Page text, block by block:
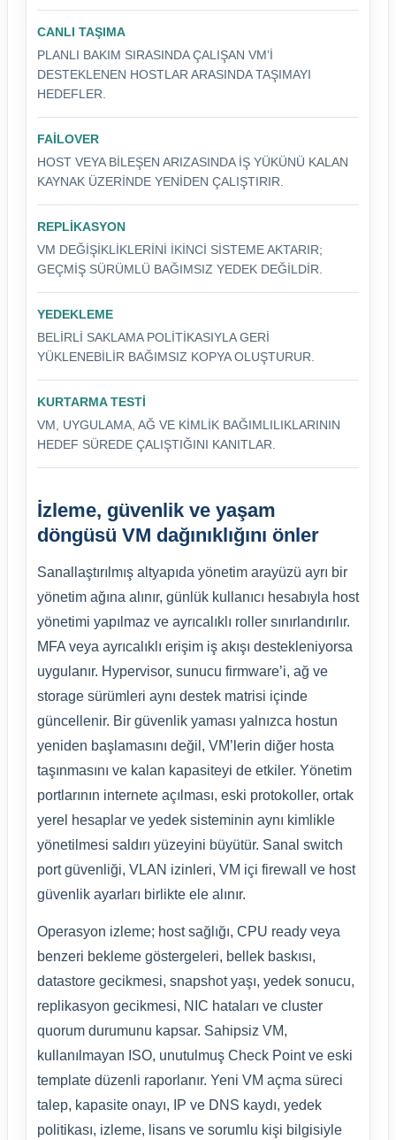
CANLI TAŞIMA
PLANLI BAKIM SIRASINDA ÇALIŞAN VM’I
DESTEKLENEN HOSTLAR ARASINDA TAŞIMAYI
HEDEFLER.
FAILOVER
HOST VEYA BILEŞEN ARIZASINDA IŞ YÜKÜNÜ KALAN
KAYNAK ÜZERINDE YENIDEN ÇALIŞTIRIR.
REPLIKASYON
VM DEĞIŞIKLIKLERINI IKINCI SISTEME AKTARIR;
GEÇMIŞ SÜRÜMLÜ BAĞIMSIZ YEDEK DEĞILDIR.
YEDEKLEME
BELIRLI SAKLAMA POLITIKASIYLA GERI
YÜKLENEBILIR BAĞIMSIZ KOPYA OLUŞTURUR.
KURTARMA TESTI
VM, UYGULAMA, AĞ VE KIMLIK BAĞIMLILIKLARININ
HEDEF SÜREDE ÇALIŞTIĞINI KANITLAR.
İzleme, güvenlik ve yaşam
döngüsü VM dağınıklığını önler
Sanallaştırılmış altyapıda yönetim arayüzü ayrı bir
yönetim ağına alınır, günlük kullanıcı hesabıyla host
yönetimi yapılmaz ve ayrıcalıklı roller sınırlandırılır.
MFA veya ayrıcalıklı erişim iş akışı destekleniyorsa
uygulanır. Hypervisor, sunucu firmware’i, ağ ve
storage sürümleri aynı destek matrisi içinde
güncellenir. Bir güvenlik yaması yalnızca hostun
yeniden başlamasını değil, VM’lerin diğer hosta
taşınmasını ve kalan kapasiteyi de etkiler. Yönetim
portlarının internete açılması, eski protokoller, ortak
yerel hesaplar ve yedek sisteminin aynı kimlikle
yönetilmesi saldırı yüzeyini büyütür. Sanal switch
port güvenliği, VLAN izinleri, VM içi firewall ve host
güvenlik ayarları birlikte ele alınır.
Operasyon izleme; host sağlığı, CPU ready veya
benzeri bekleme göstergeleri, bellek baskısı,
datastore gecikmesi, snapshot yaşı, yedek sonucu,
replikasyon gecikmesi, NIC hataları ve cluster
quorum durumunu kapsar. Sahipsiz VM,
kullanılmayan ISO, unutulmuş Check Point ve eski
template düzenli raporlanır. Yeni VM açma süreci
talep, kapasite onayı, IP ve DNS kaydı, yedek
politikası, izleme, lisans ve sorumlu kişi bilgisiyle